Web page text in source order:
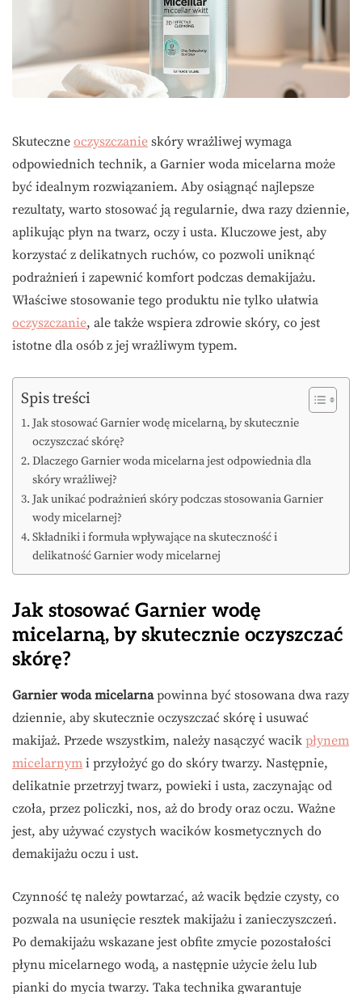
Skuteczne oczyszczanie skóry wrażliwej wymaga
odpowiednich technik, a Garnier woda micelarna może
być idealnym rozwiązaniem. Aby osiągnąć najlepsze
rezultaty, warto stosować ją regularnie, dwa razy dziennie,
aplikując płyn na twarz, oczy i usta. Kluczowe jest, aby
korzystać z delikatnych ruchów, co pozwoli uniknąć
podrażnień i zapewnić komfort podczas demakijażu.
Właściwe stosowanie tego produktu nie tylko ułatwia
oczyszczanie, ale także wspiera zdrowie skóry, co jest
istotne dla osób z jej wrażliwym typem.
Spis treści
Jak stosować Garnier wodę micelarną, by skutecznie
oczyszczać skórę?
Dlaczego Garnier woda micelarna jest odpowiednia dla
skóry wrażliwej?
Jak unikać podrażnień skóry podczas stosowania Garnier
wody micelarnej?
Składniki i formuła wpływające na skuteczność i
delikatność Garnier wody micelarnej
Jak stosować Garnier wodę
micelarną, by skutecznie oczyszczać
skórę?
Garnier woda micelarnapowinna być stosowana dwa razy
dziennie, aby skutecznie oczyszczać skórę i usuwać
makijaż. Przede wszystkim, należy nasączyć wacik płynem
micelarnym i przyłożyć go do skóry twarzy. Następnie,
delikatnie przetrzyj twarz, powieki i usta, zaczynając od
czoła, przez policzki, nos, aż do brody oraz oczu. Ważne
jest, aby używać czystych wacików kosmetycznych do
demakijażu oczu i ust.
Czynność tę należy powtarzać, aż wacik będzie czysty, co
pozwala na usunięcie resztek makijażu i zanieczyszczeń.
Po demakijażu wskazane jest obfite zmycie pozostałości
płynu micelarnego wodą, a następnie użycie żelu lub
pianki do mycia twarzy. Taka technika gwarantuje